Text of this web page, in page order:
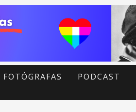
FOTÓGRAFAS PODCAST